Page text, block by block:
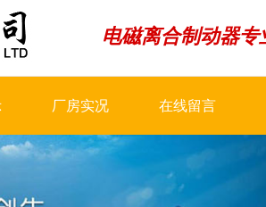
电磁离合制动器专
厂房实况 在线留言